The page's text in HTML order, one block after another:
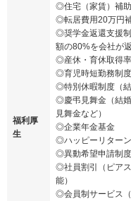
福利厚
生
◎住宅（家賃）補
◎転居費用20万円
◎奨学金返還支援
額の80%を会社が返
◎産休・育休取得
◎育児時短勤務制度
◎特別休暇制度（結
◎慶弔見舞金（結
見舞金など）
◎企業年金基金
◎ハッピーリターン
◎異動希望申請制度
◎社員割引（ピア
能）
◎会員制サービス